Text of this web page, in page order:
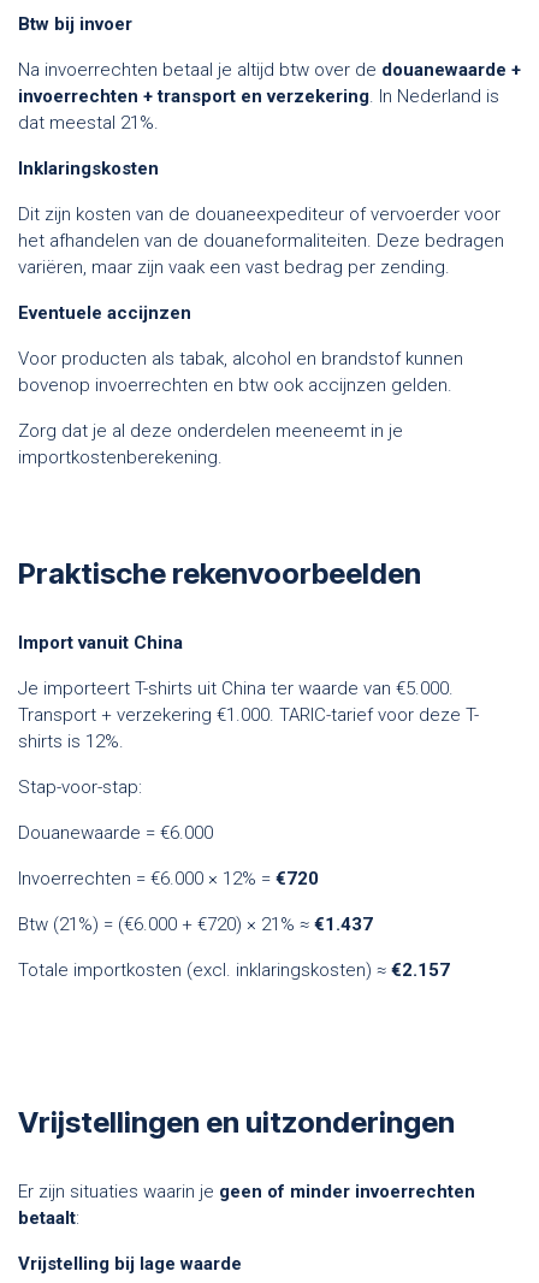
Btw bij invoer
Na invoerrechten betaal je altijd btw over de douanewaarde +
invoerrechten + transport en verzekering . In Nederland is
dat meestal 21%.
Inklaringskosten
Dit zijn kosten van de douaneexpediteur of vervoerder voor
het afhandelen van de douaneformaliteiten. Deze bedragen
variëren, maar zijn vaak een vast bedrag per zending.
Eventuele accijnzen
Voor producten als tabak, alcohol en brandstof kunnen
bovenop invoerrechten en btw ook accijnzen gelden.
Zorg dat je al deze onderdelen meeneemt in je
importkostenberekening.
Praktische rekenvoorbeelden
Import vanuit China
Je importeert T-shirts uit China ter waarde van €5.000.
Transport + verzekering €1.000. TARIC-tarief voor deze T-
shirts is 12%.
Stap-voor-stap:
Douanewaarde = €6.000
Invoerrechten = €6.000 × 12% = €720
Btw (21%) = (€6.000 + €720) × 21% ≈ €1.437
Totale importkosten (excl. inklaringskosten) ≈ €2.157
Vrijstellingen en uitzonderingen
Er zijn situaties waarin je geen of minder invoerrechten
betaalt:
Vrijstelling bij lage waarde